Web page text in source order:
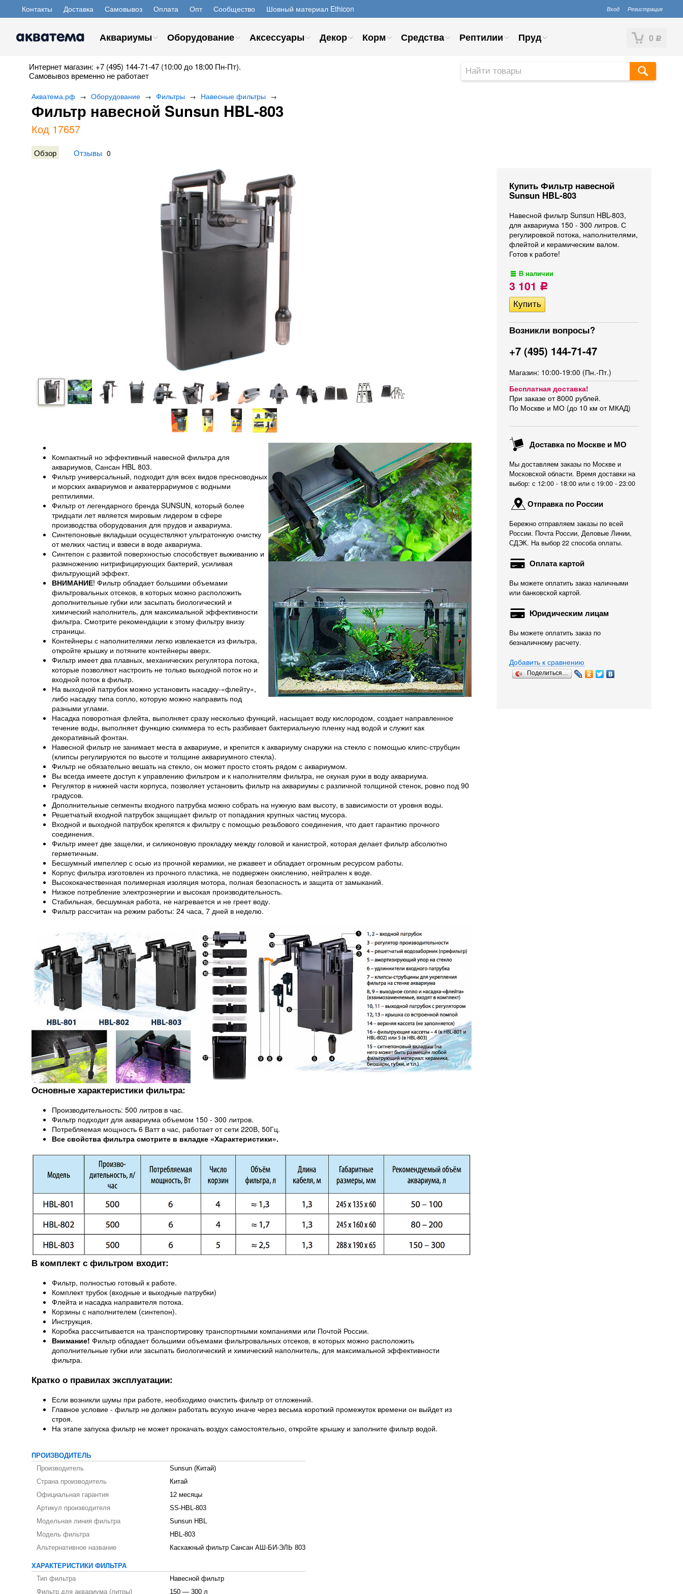
Контакты Доставка Самовывоз Оплата Опт Сообщество Шовный материал Ethicon Вход Регистрация
0 Р
Аквариумы Оборудование Аксессуары Декор Корм Средства Рептилии Пруд
Интернет магазин: +7 (495) 144-71-47 (10:00 до 18:00 Пн-Пт).
Самовывоз временно не работает
Акватема.рф → Оборудование → Фильтры → Навесные фильтры →
Фильтр навесной Sunsun HBL-803
Код 17657
Обзор Отзывы 0
Купить Фильтр навесной
Sunsun HBL-803
Навесной фильтр Sunsun HBL-803,
для аквариума 150 - 300 литров. С
регулировкой потока, наполнителями,
флейтой и керамическим валом.
Готов к работе!
В наличии
3 101 Р
Возникли вопросы?
+7 (495) 144-71-47
Магазин: 10:00-19:00 (Пн.-Пт.)
Бесплатная доставка!
При заказе от 8000 рублей.
По Москве и МО (до 10 км от МКАД)
Доставка по Москве и МО
Мы доставляем заказы по Москве и
Московской области. Время доставки на
выбор: с 12:00 - 18:00 или c 19:00 - 23:00
Отправка по России
Бережно отправляем заказы по всей
России. Почта России, Деловые Линии,
СДЭК. На выбор 22 способа оплаты.
Оплата картой
Вы можете оплатить заказ наличными
или банковской картой.
Юридическим лицам
Вы можете оплатить заказ по
безналичному расчету.
Добавить к сравнению
Поделиться…
Компактный но эффективный навесной фильтра для
аквариумов, Сансан HBL 803.
Фильтр универсальный, подходит для всех видов пресноводных
и морских аквариумов и акватеррариумов с водными
рептилиями.
Фильтр от легендарного бренда SUNSUN, который более
тридцати лет является мировым лидером в сфере
производства оборудования для прудов и аквариума.
Синтепоновые вкладыши осуществляют ультратонкую очистку
от мелких частиц и взвеси в воде аквариума.
Синтепон с развитой поверхностью способствует выживанию и
размножению нитрифицирующих бактерий, усиливая
фильтрующий эффект.
ВНИМАНИЕ! Фильтр обладает большими объемами
фильтровальных отсеков, в которых можно расположить
дополнительные губки или засыпать биологический и
химический наполнитель, для максимальной эффективности
фильтра. Смотрите рекомендации к этому фильтру внизу
страницы.
Контейнеры с наполнителями легко извлекается из фильтра,
откройте крышку и потяните контейнеры вверх.
Фильтр имеет два плавных, механических регулятора потока,
которые позволяют настроить не только выходной поток но и
входной поток в фильтр.
На выходной патрубок можно установить насадку-«флейту»,
либо насадку типа сопло, которую можно направить под
разными углами.
Насадка поворотная флейта, выполняет сразу несколько функций, насыщает воду кислородом, создает направленное
течение воды, выполняет функцию скиммера то есть разбивает бактериальную пленку над водой и служит как
декоративный фонтан.
Навесной фильтр не занимает места в аквариуме, и крепится к аквариуму снаружи на стекло с помощью клипс-струбцин
(клипсы регулируются по высоте и толщине аквариумного стекла).
Фильтр не обязательно вешать на стекло, он может просто стоять рядом с аквариумом.
Вы всегда имеете доступ к управлению фильтром и к наполнителям фильтра, не окуная руки в воду аквариума.
Регулятор в нижней части корпуса, позволяет установить фильтр на аквариумы с различной толщиной стенок, ровно под 90
градусов.
Дополнительные сегменты входного патрубка можно собрать на нужную вам высоту, в зависимости от уровня воды.
Решетчатый входной патрубок защищает фильтр от попадания крупных частиц мусора.
Входной и выходной патрубок крепятся к фильтру с помощью резьбового соединения, что дает гарантию прочного
соединения.
Фильтр имеет две защелки, и силиконовую прокладку между головой и канистрой, которая делает фильтр абсолютно
герметичным.
Бесшумный импеллер с осью из прочной керамики, не ржавеет и обладает огромным ресурсом работы.
Корпус фильтра изготовлен из прочного пластика, не подвержен окислению, нейтрален к воде.
Высококачественная полимерная изоляция мотора, полная безопасность и защита от замыканий.
Низкое потребление электроэнергии и высокая производительность.
Стабильная, бесшумная работа, не нагревается и не греет воду.
Фильтр рассчитан на режим работы: 24 часа, 7 дней в неделю.
Основные характеристики фильтра:
Производительность: 500 литров в час.
Фильтр подходит для аквариума объемом 150 - 300 литров.
Потребляемая мощность 6 Ватт в час, работает от сети 220В, 50Гц.
Все свойства фильтра смотрите в вкладке «Характеристики».
В комплект с фильтром входит:
Фильтр, полностью готовый к работе.
Комплект трубок (входные и выходные патрубки)
Флейта и насадка направителя потока.
Корзины с наполнителем (синтепон).
Инструкция.
Коробка рассчитывается на транспортировку транспортными компаниями или Почтой России.
Внимание! Фильтр обладает большими объемами фильтровальных отсеков, в которых можно расположить
дополнительные губки или засыпать биологический и химический наполнитель, для максимальной эффективности
фильтра.
Кратко о правилах эксплуатации:
Если возникли шумы при работе, необходимо очистить фильтр от отложений.
Главное условие - фильтр не должен работать всухую иначе через весьма короткий промежуток времени он выйдет из
строя.
На этапе запуска фильтр не может прокачать воздух самостоятельно, откройте крышку и заполните фильтр водой.
ПРОИЗВОДИТЕЛЬ
Производитель
Sunsun (Китай)
Страна производитель
Китай
Официальная гарантия
12 месяцы
Артикул производителя
SS-HBL-803
Модельная линия фильтра
Sunsun HBL
Модель фильтра
HBL-803
Альтернативное название
Каскажный фильтр Сансан АШ-БИ-ЭЛЬ 803
ХАРАКТЕРИСТИКИ ФИЛЬТРА
Тип фильтра
Навесной фильтр
Фильтр для аквариума (литры)
150 — 300 л